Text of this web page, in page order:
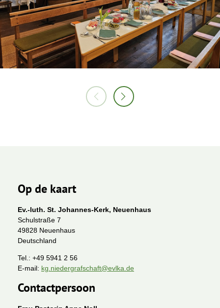
Op de kaart
Ev.-luth. St. Johannes-Kerk, Neuenhaus
Schulstraße 7
49828 Neuenhaus
Deutschland
Tel.: +49 5941 2 56
E-mail: kg.niedergrafschaft@evlka.de
Contactpersoon